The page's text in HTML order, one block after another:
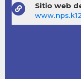
Sitio web